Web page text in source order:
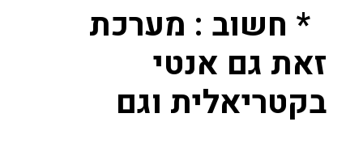
* חשוב : מערכת
זאת גם אנטי
בקטריאלית וגם